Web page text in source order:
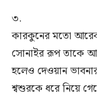
৩.
কারকুনের মতো আরেক
সোনাইর রূপ তাকে
হলেও দেওয়ান
শ্বশুরকে ধরে নিয়ে